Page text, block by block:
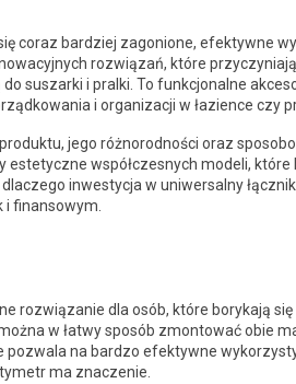
coraz bardziej zagonione, efektywne
rozwiązań, które
suszarki i pralki. To funkcjonalne
i organizacji w łazience czy
jego różnorodności oraz
współczesnych modeli, które
inwestycja w uniwersalny
i finansowym.
rozwiązanie dla osób, które borykają
w łatwy sposób zmontować obie
na bardzo efektywne
ma znaczenie.